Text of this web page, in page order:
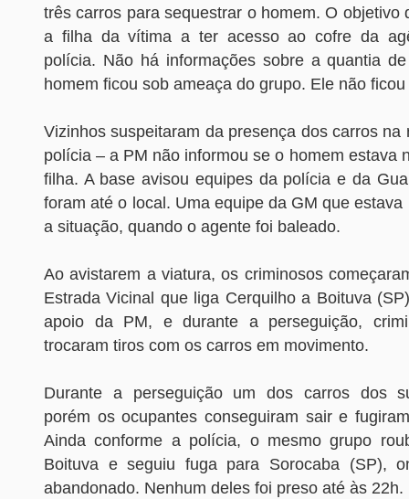
três carros para sequestrar o homem. O objetivo
a filha da vítima a ter acesso ao cofre da
polícia. Não há informações sobre a quantia
homem ficou sob ameaça do grupo. Ele não
Vizinhos suspeitaram da presença dos carros na
polícia – a PM não informou se o homem estava
filha. A base avisou equipes da polícia e da
foram até o local. Uma equipe da GM que
a situação, quando o agente foi baleado.
Ao avistarem a viatura, os criminosos
Estrada Vicinal que liga Cerquilho a Boituva
apoio da PM, e durante a perseguição,
trocaram tiros com os carros em movimento.
Durante a perseguição um dos carros dos
porém os ocupantes conseguiram sair e
Ainda conforme a polícia, o mesmo grupo
Boituva e seguiu fuga para Sorocaba (SP),
abandonado. Nenhum deles foi preso até às 22h.